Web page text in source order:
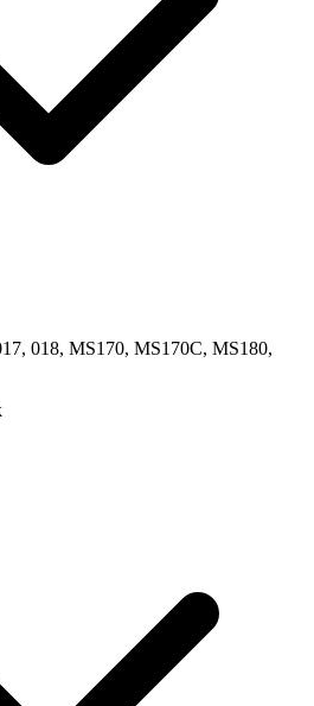
018, MS170, MS170C, MS180,